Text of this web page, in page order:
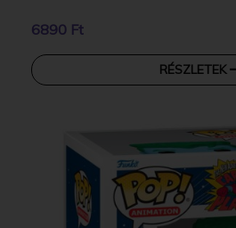
6890 Ft
RÉSZLETEK